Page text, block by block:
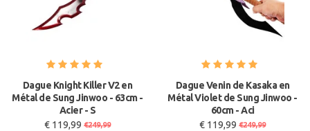
Dague Knight Killer V2 en
Métal de Sung Jinwoo - 63cm -
Acier - S
€ 119,99 €249,99
Dague Venin de Kasaka en
Métal Violet de Sung Jinwoo -
60cm - Aci
€ 119,99 €249,99